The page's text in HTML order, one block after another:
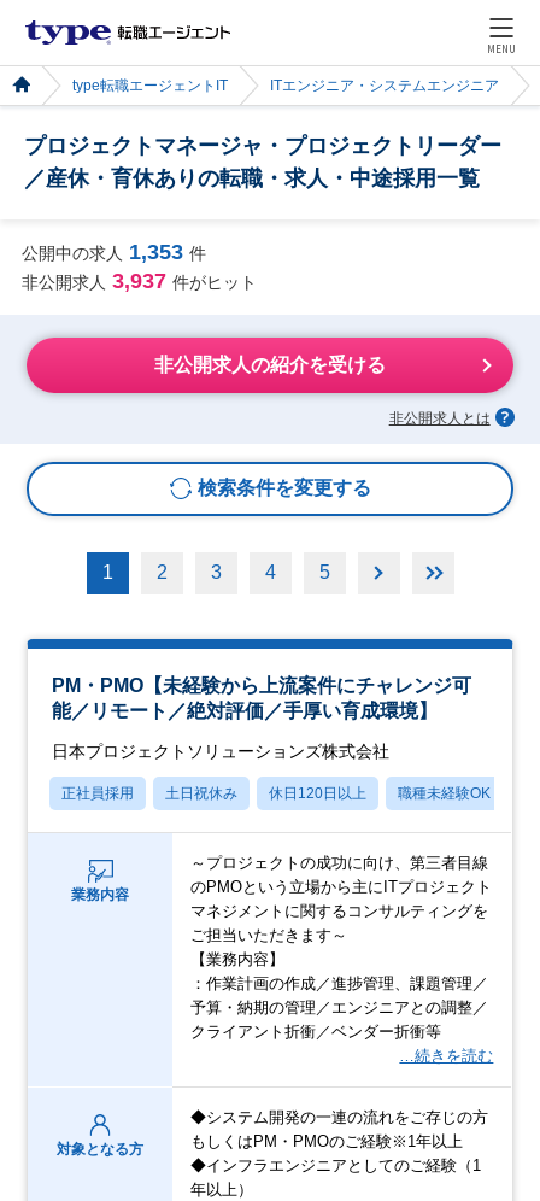
MENU
type転職エージェントIT ITエンジニア・システムエンジニア
プロジェクトマネージャ・プロジェクトリーダー
／産休・育休ありの転職・求人・中途採用一覧
公開中の求人 1,353 件
非公開求人 3,937 件がヒット
非公開求人の紹介を受ける
非公開求人とは
検索条件を変更する
1 2 3 4 5
PM・PMO【未経験から上流案件にチャレンジ可
能／リモート／絶対評価／手厚い育成環境】
日本プロジェクトソリューションズ株式会社
正社員採用 土日祝休み 休日120日以上 職種未経験OK
業務内容
～プロジェクトの成功に向け、第三者目線
のPMOという立場から主にITプロジェクト
マネジメントに関するコンサルティングを
ご担当いただきます～
【業務内容】
：作業計画の作成／進捗管理、課題管理／
予算・納期の管理／エンジニアとの調整／
クライアント折衝／ベンダー折衝等
…続きを読む
対象となる方
◆システム開発の一連の流れをご存じの方
もしくはPM・PMOのご経験※1年以上
◆インフラエンジニアとしてのご経験（1
年以上）